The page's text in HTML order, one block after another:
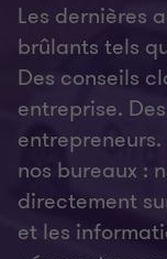
Les dernières
brûlants tels
Des conseils
entreprise.
nos bureaux :
directement
et les